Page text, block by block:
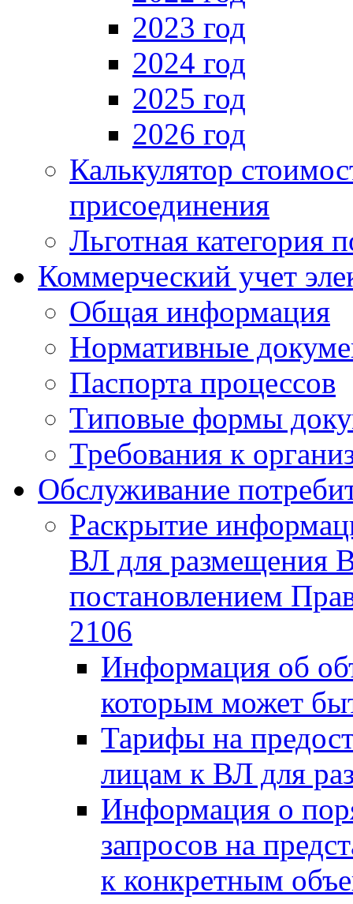
2023 год
2024 год
2025 год
2026 год
Калькулятор
присоединения
Льготная категория
Коммерческий учет
Общая информация
Нормативные
Паспорта процессов
Типовые формы
Требования к
Обслуживание
Раскрытие
ВЛ для размещения
постановлением
2106
Информация об
которым может
Тарифы на
лицам к ВЛ для
Информация о
запросов на
к конкретным